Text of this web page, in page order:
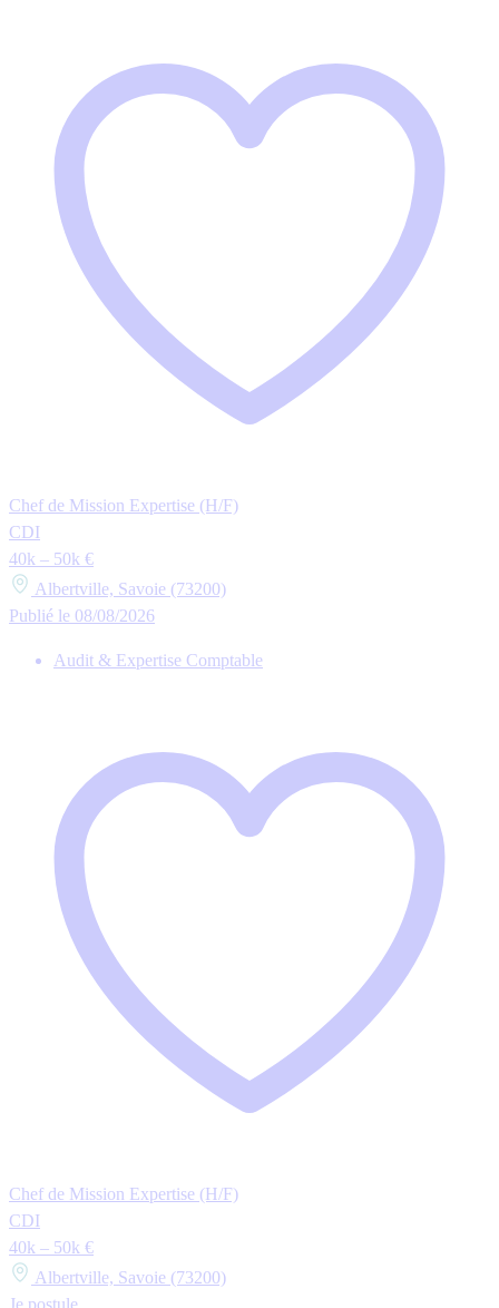
Chef de Mission Expertise (H/F)
CDI
40k – 50k €
Albertville, Savoie (73200)
Publié le 08/08/2026
Audit & Expertise Comptable
Chef de Mission Expertise (H/F)
CDI
40k – 50k €
Albertville, Savoie (73200)